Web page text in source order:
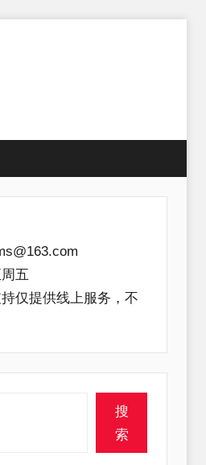
五
仅提供线上服务，不
搜
索